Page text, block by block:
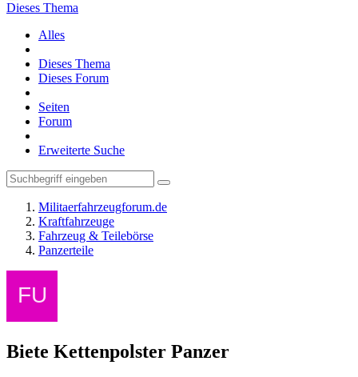
Dieses Thema
Alles
Dieses Thema
Dieses Forum
Seiten
Forum
Erweiterte Suche
Militaerfahrzeugforum.de
Kraftfahrzeuge
Fahrzeug & Teilebörse
Panzerteile
Biete Kettenpolster Panzer